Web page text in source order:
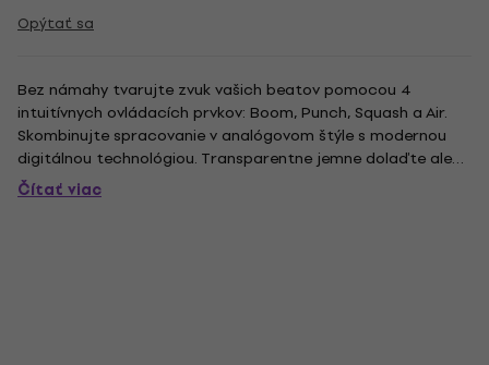
Opýtať sa
Bez námahy tvarujte zvuk vašich beatov pomocou 4
intuitívnych ovládacích prvkov: Boom, Punch, Squash a Air.
Skombinujte spracovanie v analógovom štýle s modernou
digitálnou technológiou. Transparentne jemne dolaďte alebo
úplne premeňte svoje rytmy otočením jednoduchého
číselníka. Beatformer zvyšuje muzikálnosť vašich beatov.
Čítať viac